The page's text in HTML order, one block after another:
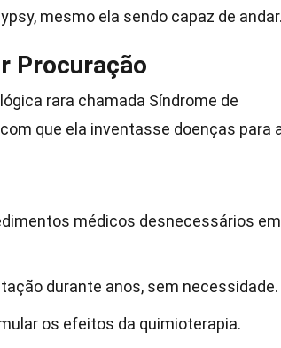
mesmo ela sendo capaz de
Procuração
rara chamada Síndrome de
que ela inventasse doenças para
médicos desnecessários em
durante anos, sem necessidade.
os efeitos da quimioterapia.